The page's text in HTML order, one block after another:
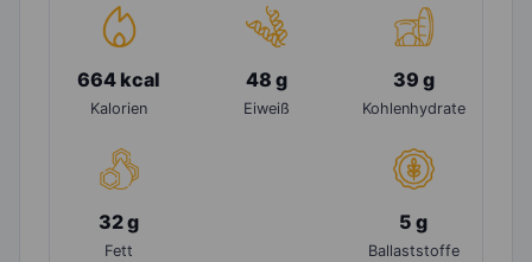
664 kcal
Kalorien
48 g
Eiweiß
39 g
Kohlenhydrate
32 g
Fett
5 g
Ballaststoffe